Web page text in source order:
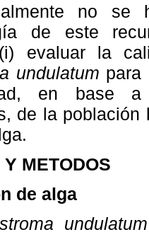
no se ha
de este
evaluar la
undulatum para
en base
de la población
METODOS
de alga
undulatum